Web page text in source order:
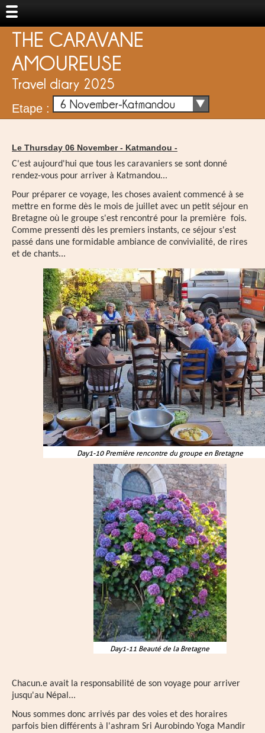
THE CARAVANE
AMOUREUSE
Travel diary 2025
Etape : 6 November-Katmandou
Le Thursday 06 November - Katmandou -
C'est aujourd'hui que tous les caravaniers se sont donné
rendez-vous pour arriver à Katmandou...
Pour préparer ce voyage, les choses avaient commencé à se
mettre en forme dès le mois de juillet avec un petit séjour en
Bretagne où le groupe s'est rencontré pour la première fois.
Comme pressenti dès les premiers instants, ce séjour s'est
passé dans une formidable ambiance de convivialité, de rires
et de chants...
Day1-10 Première rencontre du groupe en Bretagne
Day1-11 Beauté de la Bretagne
Chacun.e avait la responsabilité de son voyage pour arriver
jusqu'au Népal...
Nous sommes donc arrivés par des voies et des horaires
parfois bien différents à l'ashram Sri Aurobindo Yoga Mandir